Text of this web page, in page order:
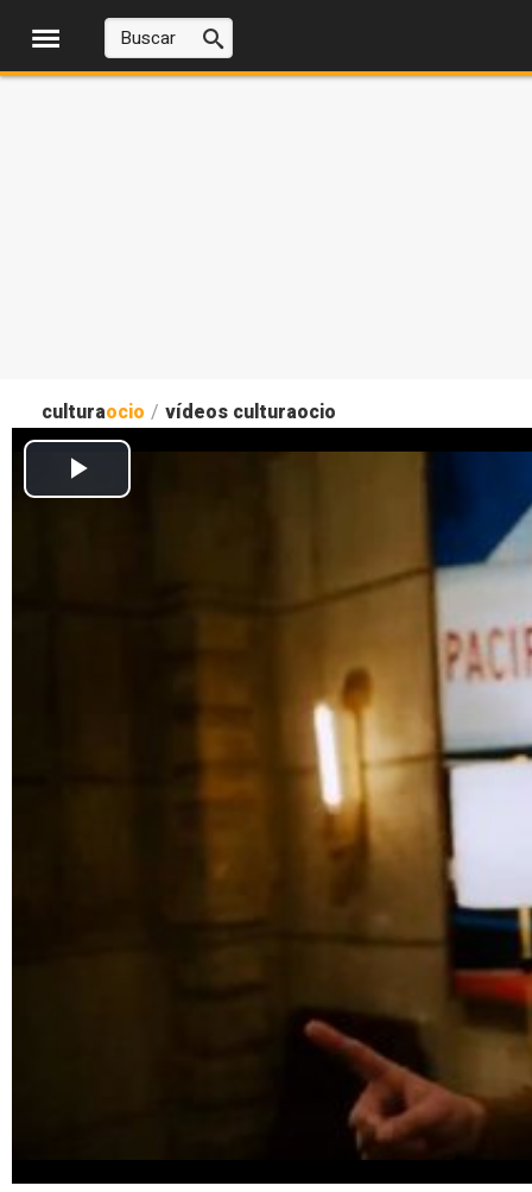
culturaocio / vídeos culturaocio